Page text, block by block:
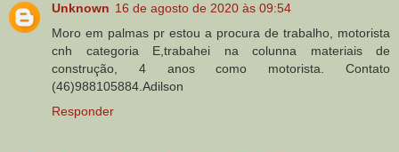
Unknown 16 de agosto de 2020 às 09:54
Moro em palmas pr estou a procura de trabalho, motorista
cnh categoria E,trabahei na colunna materiais de
construção, 4 anos como motorista. Contato
(46)988105884.Adilson
Responder